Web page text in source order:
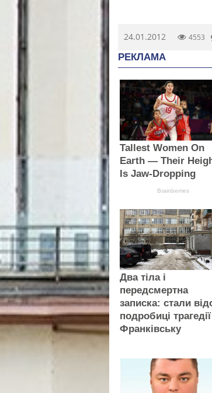
24.01.2012 4553
РЕКЛАМА
Tallest Women On
Earth — Their
Is Jaw-Dropping
Brainberries
Два тіла і
передсмертна
записка: стали
подробиці
Франківську